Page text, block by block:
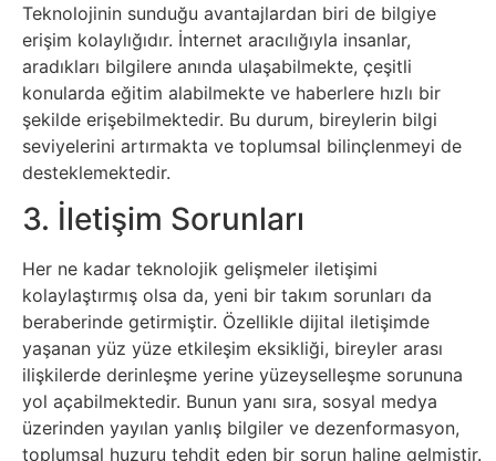
Mobil
Müzik
Nft
Oyun
Projeler
ve
Fikirler
Psikoloji
Teknolojinin sunduğu avantajlardan biri de bilgiye
erişim kolaylığıdır. İnternet aracılığıyla insanlar,
aradıkları bilgilere anında ulaşabilmekte, çeşitli
konularda eğitim alabilmekte ve haberlere hızlı bir
şekilde erişebilmektedir. Bu durum, bireylerin bilgi
seviyelerini artırmakta ve toplumsal bilinçlenmeyi de
desteklemektedir.
3. İletişim Sorunları
Her ne kadar teknolojik gelişmeler iletişimi
kolaylaştırmış olsa da, yeni bir takım sorunları da
beraberinde getirmiştir. Özellikle dijital iletişimde
yaşanan yüz yüze etkileşim eksikliği, bireyler arası
ilişkilerde derinleşme yerine yüzeyselleşme sorununa
yol açabilmektedir. Bunun yanı sıra, sosyal medya
üzerinden yayılan yanlış bilgiler ve dezenformasyon,
toplumsal huzuru tehdit eden bir sorun haline gelmiştir.